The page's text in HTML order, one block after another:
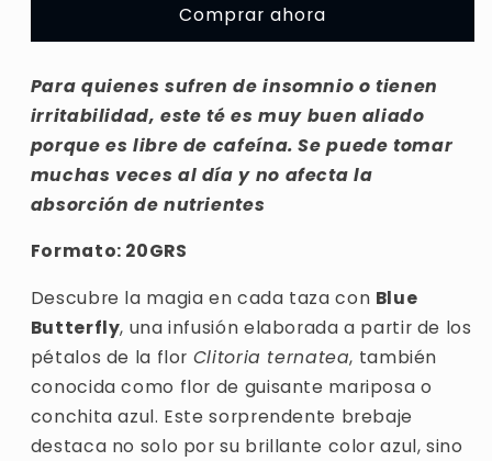
guisante
de
guisante
Comprar ahora
Para quienes sufren de insomnio o tienen
irritabilidad, este té es muy buen aliado
porque es libre de cafeína. Se puede tomar
muchas veces al día y no afecta la
absorción de nutrientes
Formato: 20GRS
Descubre la magia en cada taza con Blue
Butterfly, una infusión elaborada a partir de los
pétalos de la flor Clitoria ternatea, también
conocida como flor de guisante mariposa o
conchita azul. Este sorprendente brebaje
destaca no solo por su brillante color azul, sino